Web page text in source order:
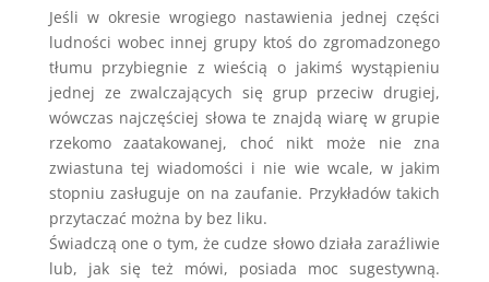
Jeśli w okresie wrogiego nastawienia jednej części
ludności wobec innej grupy ktoś do zgromadzonego
tłumu przybiegnie z wieścią o jakimś wystąpieniu
jednej ze zwalczających się grup przeciw drugiej,
wówczas najczęściej słowa te znajdą wiarę w grupie
rzekomo zaatakowanej, choć nikt może nie zna
zwiastuna tej wiadomości i nie wie wcale, w jakim
stopniu zasługuje on na zaufanie. Przykładów takich
przytaczać można by bez liku.
Świadczą one o tym, że cudze słowo działa zaraźliwie
lub, jak się też mówi, posiada moc sugestywną.